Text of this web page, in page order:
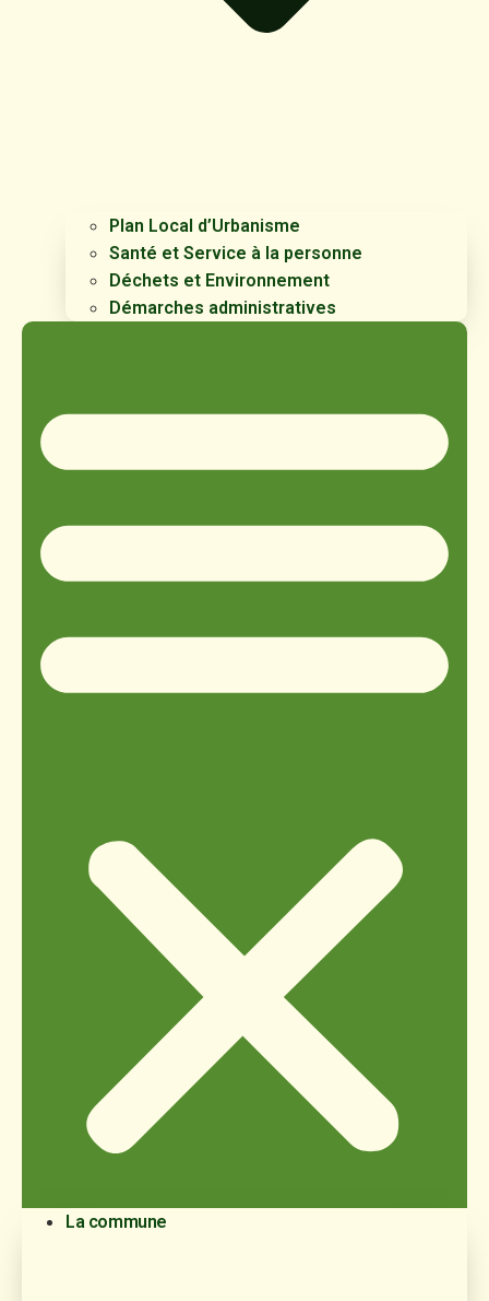
Plan Local d’Urbanisme
Santé et Service à la personne
Déchets et Environnement
Démarches administratives
La commune